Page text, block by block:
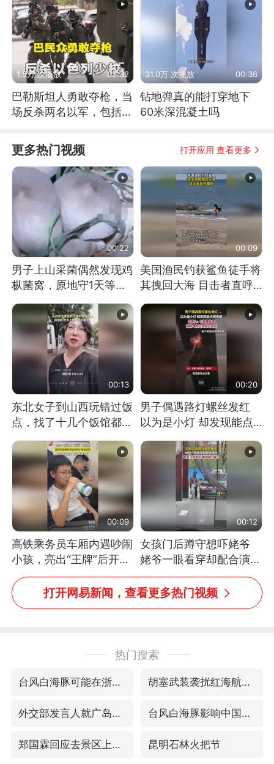
1.5万 次播放 02:32
巴勒斯坦人勇敢夺枪，当
场反杀两名以军，包括一
31.0万 次播放 00:36
钻地弹真的能打穿地下
60米深混凝土吗
更多热门视频 打开应用 查看更多
00:22
男子上山采菌偶然发现鸡
枞菌窝，原地守1天等它
00:09
美国渔民钓获鲨鱼徒手将
其拽回大海 目击者直呼
消息）
00:13
东北女子到山西玩错过饭
点，找了十几个饭馆都没
00:20
男子偶遇路灯螺丝发红
以为是小灯 却发现能点
00:09
高铁乘务员车厢内遇吵闹
小孩，亮出“王牌”后开启
一键静音
00:12
女孩门后蹲守想吓姥爷
姥爷一眼看穿却配合演出
网友：姥爷的演技我打满
分
打开网易新闻，查看更多热门视频
热门搜索
台风白海豚可能在浙闽沿海登陆 胡塞武装袭扰红海航运行动升级
外交部发言人就广岛核爆81周年等答记者问 台风白海豚影响中国已成定局
郑国霖回应去景区上班被保安拦下 昆明石林火把节